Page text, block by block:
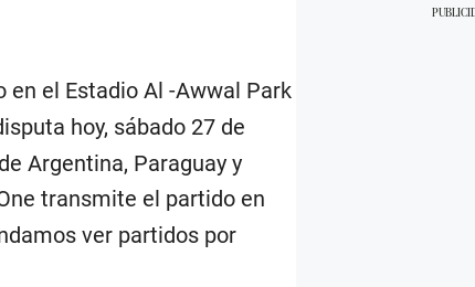
el Estadio Al -Awwal Park
hoy, sábado 27 de
Argentina, Paraguay y
transmite el partido en
ver partidos por